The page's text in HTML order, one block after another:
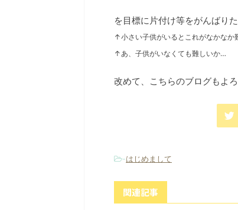
を目標に片付け等をがんばり
↑小さい子供がいるとこれがなかなか
↑あ、子供がいなくても難しいか…
改めて、こちらのブログもよ
-はじめまして
関連記事